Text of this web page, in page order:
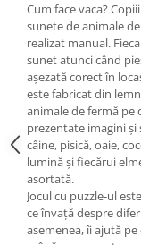
Module din burete
Motricitate fina
Motricitate grosiera
Recunoasterea
Saltele
Trasee de motricitate
Wellness
Diverse jucarii
Apa si nisip
Dezvoltarea
Cum face vaca?
sunete de animale
realizat manual.
sunet atunci când
așezată corect în
este fabricat din
animale de fermă pe
prezentate imagini
câine, pisică, oaie,
lumină și fiecărui
asortată.
Jocul cu puzzle-ul
ce învață despre
asemenea, îi ajută